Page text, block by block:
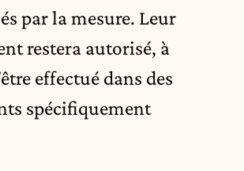
par la mesure. Leur
restera autorisé, à
effectué dans des
spécifiquement